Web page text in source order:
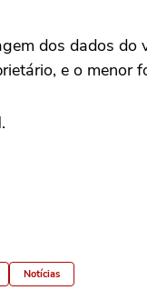
dos dados
e o menor
Notícias